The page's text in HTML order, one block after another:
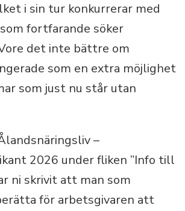
i sin tur konkurrerar med
fortfarande söker
det inte bättre om
som en extra möjlighet
som just nu står utan
–
2026 under fliken ”Info till
ni skrivit att man som
för arbetsgivaren att